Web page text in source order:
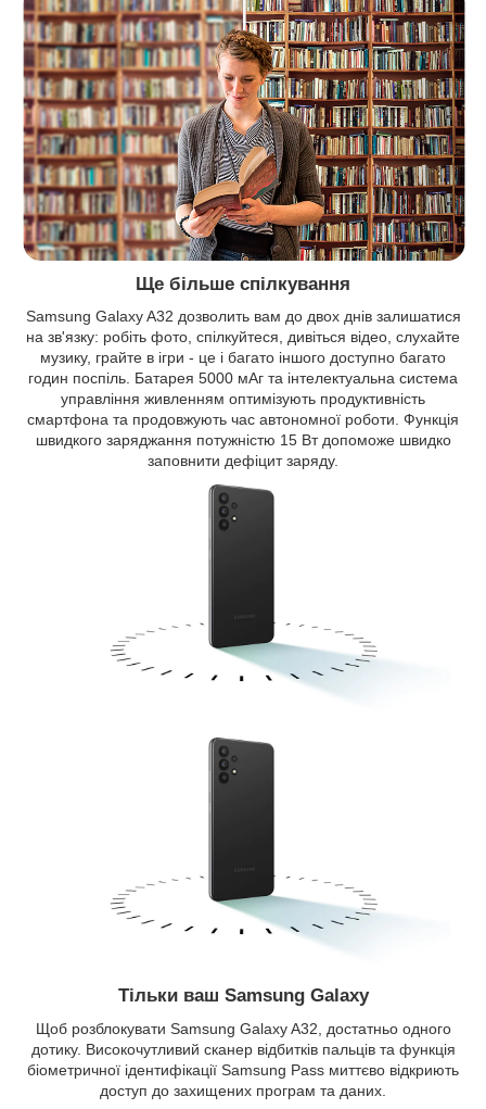
Ще більше спілкування
Samsung Galaxy A32 дозволить вам до двох днів залишатися
на зв'язку: робіть фото, спілкуйтеся, дивіться відео, слухайте
музику, грайте в ігри - це і багато іншого доступно багато
годин поспіль. Батарея 5000 мАг та інтелектуальна система
управління живленням оптимізують продуктивність
смартфона та продовжують час автономної роботи. Функція
швидкого заряджання потужністю 15 Вт допоможе швидко
заповнити дефіцит заряду.
Тільки ваш Samsung Galaxy
Щоб розблокувати Samsung Galaxy A32, достатньо одного
дотику. Високочутливий сканер відбитків пальців та функція
біометричної ідентифікації Samsung Pass миттєво відкриють
доступ до захищених програм та даних.